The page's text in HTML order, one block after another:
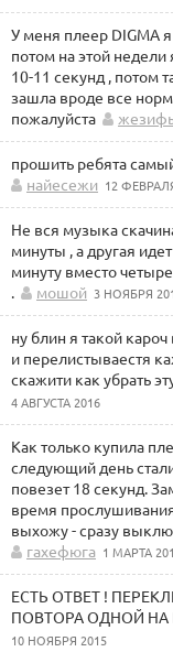
У меня плеер DIGMA
потом на этой
10-11 секунд , потом
зашла вроде все
пожалуйста
прошить ребята
найесежи 12
Не вся музыка
минуты , а другая
минуту вместо
.
мошой 3 НОЯБРЯ
ну блин я такой
и перелистываестя
скажити как убрать
4 АВГУСТА 2016
Как только купила
следующий день
повезет 18 секунд.
время
выхожу - сразу
гахефюга 1 МАРТА
ЕСТЬ ОТВЕТ !
ПОВТОРА ОДНОЙ НА
10 НОЯБРЯ 2015